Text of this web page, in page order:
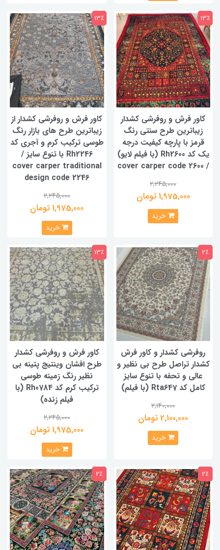
کاور فرش و روفرشی کشدار
زیباترین طرح سنتی رنگ
قرمز با پارچه کیفیت درجه
یک کد Rh2600 (با فیلم لایو)
/ cover carper code 2600
2,245,000
1,975,000 تومان
13٪
خرید
کاور فرش و روفرشی کشدار از
زیباترین طرح های بازار رنگ
طوسی ترکیب کرم و آجری کد
Rh2246 با تنوع سایز /
cover carper traditional
design code 2246
2,245,000
1,975,000 تومان
13٪
خرید
روفرشی کشدار و کاور فرش
کشدار تراصل طرح بی نظیر و
عالی و تحفه با تنوع سایز
کامل کد Rta647 (با فیلم)
2,140,000
2,100,000 تومان
2٪
خرید
کاور فرش و روفرشی کشدار
طرح افشان وینتیج پتینه بی
نظیر رنگ زمینه طوسی
ترکیب کرم کد Rh0784 (با
فیلم زنده)
2,245,000
1,975,000 تومان
13٪
خرید
2٪ 2٪